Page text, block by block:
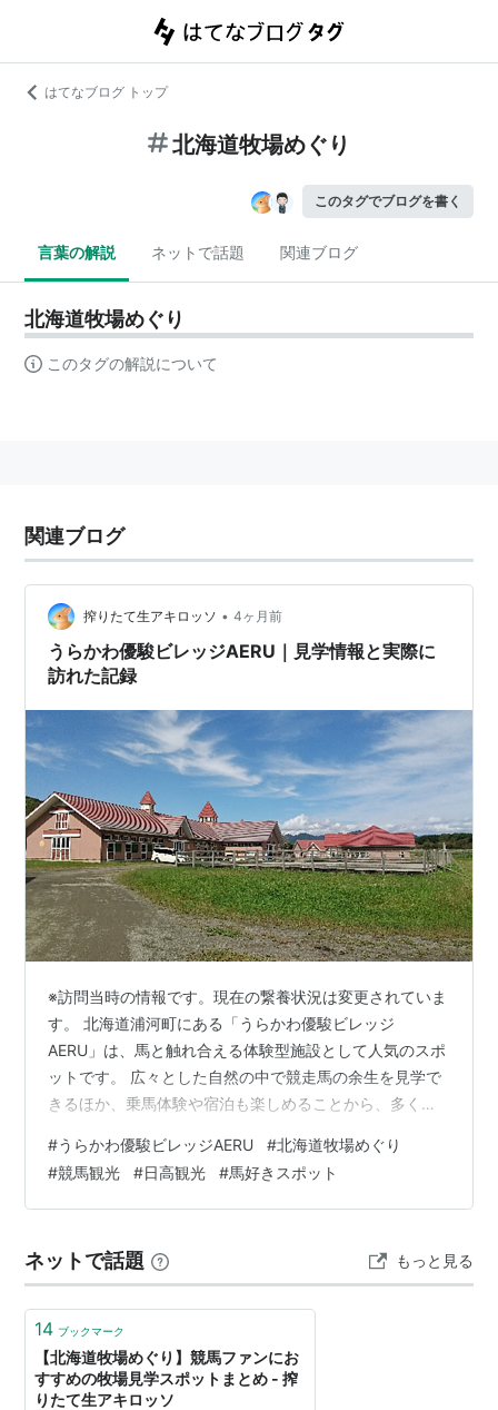
はてなブログ トップ
北海道牧場めぐり
このタグでブログを書く
言葉の解説 ネットで話題 関連ブログ
北海道牧場めぐり
このタグの解説について
関連ブログ
搾りたて生アキロッソ • 4ヶ月前
うらかわ優駿ビレッジAERU｜見学情報と実際に
訪れた記録
※訪問当時の情報です。現在の繋養状況は変更されていま
す。 北海道浦河町にある「うらかわ優駿ビレッジ
AERU」は、馬と触れ合える体験型施設として人気のスポ
ットです。 広々とした自然の中で競走馬の余生を見学で
きるほか、乗馬体験や宿泊も楽しめることから、多くの
らかわ優駿ビレッジAERUを訪れた際の記録をまとめてい
ます。 ※見学や撮影に関するルールは変更されることが
あるため、訪問前には公式案内で最新情報をご確認くだ
す日高・胆振地方を中心に、実際に訪れた牧場や見学ス
ポットを紹介しています。 【北海道牧…
#うらかわ優駿ビレッジAERU #北海道牧場めぐり
#競馬観光 #日高観光 #馬好きスポット
ネットで話題 もっと見る
14 ブックマーク
【北海道牧場めぐり】競馬ファンにお
すすめの牧場見学スポットまとめ - 搾
りたて生アキロッソ